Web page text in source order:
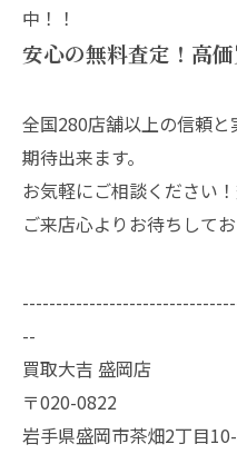
中！！
安心の無料査定！高価
全国280店舗以上の信頼
期待出来ます。
お気軽にご相談ください！
ご来店心よりお待ちしてお
--
買取大吉 盛岡店
〒020-0822
岩手県盛岡市茶畑2丁目